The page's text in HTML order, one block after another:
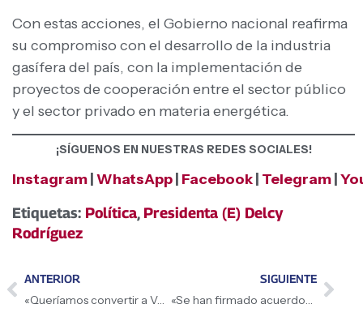
Con estas acciones, el Gobierno nacional reafirma
su compromiso con el desarrollo de la industria
gasífera del país, con la implementación de
proyectos de cooperación entre el sector público
y el sector privado en materia energética.
¡SÍGUENOS EN NUESTRAS REDES SOCIALES!
Instagram WhatsApp Facebook Telegram
Etiquetas: Política, Presidenta (E) Delcy
Rodríguez
ANTERIOR
«Queríamos convertir a Venezuela en un exportador de gas y con esta firma estamos reafirmando ese camino», afirmó la Presidenta (E) Delcy Rodríguez
SIGUIENTE
«Se han firmado acuerdos con figuras de negociación que están contemplados por primera vez en la Ley de Hidrocarburos», afirma Presidenta (E) Delcy Rodríguez